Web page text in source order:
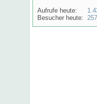
Aufrufe heute:
Besucher heute: 257